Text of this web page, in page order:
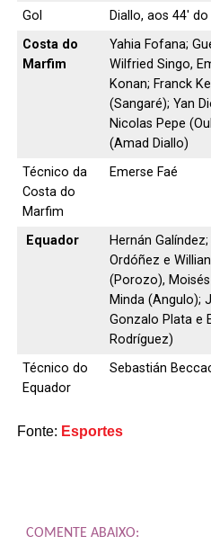
Gol
Diallo, aos 44′
Costa do
Marfim
Yahia Fofana;
Wilfried Singo,
Konan; Franck
(Sangaré); Yan
Nicolas Pepe
(Amad Diallo)
Técnico da
Costa do
Marfim
Emerse Faé
Equador
Hernán
Ordóñez e
(Porozo),
Minda (Angulo);
Gonzalo Plata e
Rodríguez)
Técnico do
Equador
Sebastián
Fonte: Esportes
COMENTE ABAIXO: